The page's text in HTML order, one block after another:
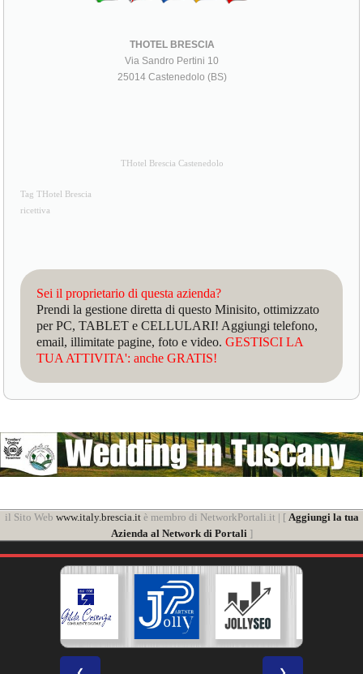
THOTEL BRESCIA
Via Sandro Pertini 10
25014 Castenedolo (BS)
THotel Brescia Castenedolo
Tag THotel Brescia
ricettiva
Sei il proprietario di questa azienda?
Prendi la gestione diretta di questo Minisito, ottimizzato
per PC, TABLET e CELLULARI! Aggiungi telefono,
email, illimitate pagine, foto e video.GESTISCI LA
TUA ATTIVITA': anche GRATIS!
il Sito Web www.italy.brescia.itè membro di NetworkPortali.it | [ Aggiungi la tua
Azienda al Network di Portali]